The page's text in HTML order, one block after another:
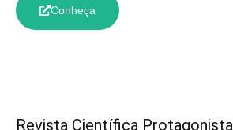
Conheça
Revista Científica Protagonista